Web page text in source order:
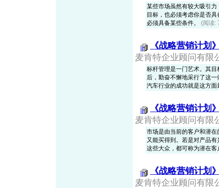
某些市场虽然有较大吸引
目标，也必须考虑你是否
必须具备某些条件。 (阅读:
《战略营销计划
麦肯特企业顾问有限
标杆管理是一门艺术。其
后，勤奋不懈地采行了这
汽车行业的成功就是这方
《战略营销计划
麦肯特企业顾问有限
市场是由当前的客户和潜
又能买得到。若是对产品
这些大众，都可称为潜在
《战略营销计划
麦肯特企业顾问有限